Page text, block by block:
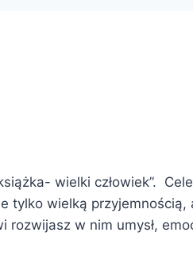
wielki człowiek”.
wielką przyjemnością,
w nim umysł,